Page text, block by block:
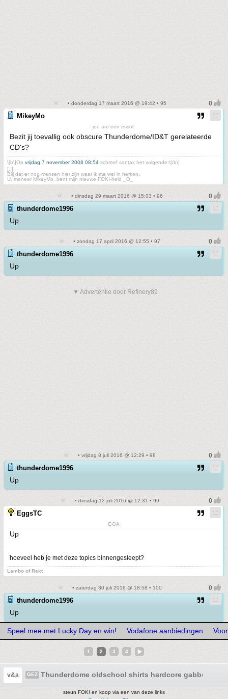
• donderdag 17 maart 2016 @ 19:42 • 95
MikeyMo
jou are een essol!
Bezit jij toevallig ook obscure Thunderdome/ID&T gerelateerde
CD's?
\[b\]Op vrijdag 7 november 2008 08:54 schreef santax het volgende:\[/b\]
[..]
Blij dat er nog mensen hier zijn waar ik me wel in herken.
U, meneer MikeyMo, bent mijn nieuwe FOK!-held _O_
• dinsdag 29 maart 2016 @ 15:03 • 96
thunderdome1996
Up
• zondag 17 april 2016 @ 12:55 • 97
thunderdome1996
Up
▼ Advertentie door Refinery89
• vrijdag 8 juli 2016 @ 12:29 • 98
thunderdome1996
Up
• dinsdag 12 juli 2016 @ 12:31 • 99
EggsTC
GOA
Up
hoeveel heb je met deze topics binnengesleept?
Lambo of Rekt
• zaterdag 30 juli 2016 @ 18:58 • 100
thunderdome1996
Up
Speel mee met Lucky Day en win! Vodafone aanbiedingen
1 2 3 4
v&a GEZ Thunderdome oldschool shirts hardcore gabber ID&T
steun FOK! en koop via een van deze links